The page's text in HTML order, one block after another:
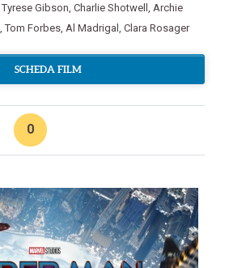
,Tyrese Gibson Charlie Shotwell
Archie
,Tom Forbes Al Madrigal Clara Rosager
SCHEDA FILM
0